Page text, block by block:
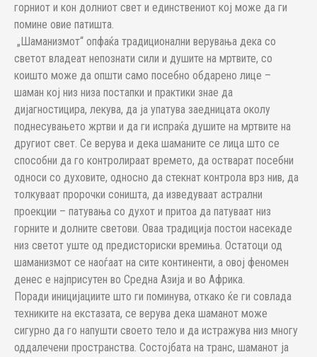
горниот и кон долниот свет и единствениот кој може да ги
помине овие патишта.
„Шаманизмот“ опфаќа традиционални верувања дека со
светот владеат непознати сили и душите на мртвите, со
коишто може да општи само посебно обдарено лице –
шаман кој низ низа постапки и практики знае да
дијагностицира, лекува, да ја упатува заедницата околу
поднесувањето жртви и да ги испраќа душите на мртвите на
другиот свет. Се верува и дека шаманите се лица што се
способни да го контролираат времето, да остварат посебни
односи со духовите, односно да стекнат контрола врз нив, да
толкуваат пророчки соништа, да изведуваат астрални
проекции – патувања со духот и притоа да патуваат низ
горните и долните светови. Оваа традиција постои насекаде
низ светот уште од предисториски времиња. Остатоци од
шаманизмот се наоѓаат на сите континенти, а овој феномен
денес е најприсутен во Средна Азија и во Африка.
Поради иницијациите што ги поминува, откако ќе ги совлада
техниките на екстазата, се верува дека шаманот може
сигурно да го напушти своето тело и да истражува низ многу
оддалечени пространства. Состојбата на транс, шаманот ја